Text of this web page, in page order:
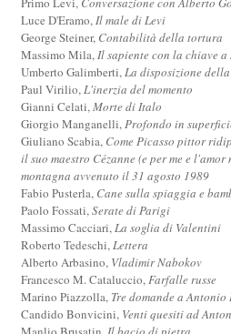
Luce D'Eramo,Il male di Levi
George Steiner, Contabilità della tortura
Massimo Mila,Il sapiente con la chiave a
Umberto Galimberti,La disposizione
Paul Virilio,L'inerzia del momento
Gianni Celati,Morte di Italo
Giorgio Manganelli,Profondo in
Giuliano Scabia, Come Picasso pittor
il suo maestro Cézanne (e per me e
montagna avvenuto il 31 agosto 1989
Fabio Pusterla, Cane sulla spiaggia e
Paolo Fossati,Serate di Parigi
Massimo Cacciari,La soglia di Valentini
Roberto Tedeschi,Lettera
Alberto Arbasino, Vladimir Nabokov
Francesco M. Cataluccio,Farfalle russe
Marino Piazzolla, Tre domande a
Candido Bonvicini, Venti quesiti ad